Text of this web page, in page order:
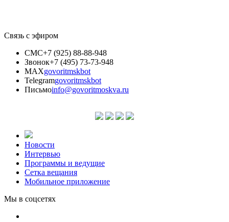
Связь с эфиром
СМС+7 (925) 88-88-948
Звонок+7 (495) 73-73-948
MAXgovoritmskbot
Telegramgovoritmskbot
Письмоinfo@govoritmoskva.ru
Новости
Интервью
Программы и ведущие
Сетка вещания
Мобильное приложение
Мы в соцсетях